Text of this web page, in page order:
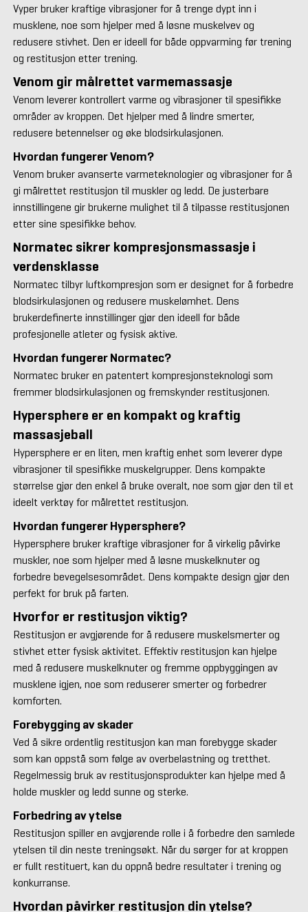
Vyper bruker kraftige vibrasjoner for å trenge dypt inn i
musklene, noe som hjelper med å løsne muskelvev og
redusere stivhet. Den er ideell for både oppvarming før trening
og restitusjon etter trening.
Venom gir målrettet varmemassasje
Venom leverer kontrollert varme og vibrasjoner til spesifikke
områder av kroppen. Det hjelper med å lindre smerter,
redusere betennelser og øke blodsirkulasjonen.
Hvordan fungerer Venom?
Venom bruker avanserte varmeteknologier og vibrasjoner for å
gi målrettet restitusjon til muskler og ledd. De justerbare
innstillingene gir brukerne mulighet til å tilpasse restitusjonen
etter sine spesifikke behov.
Normatec sikrer kompresjonsmassasje i
verdensklasse
Normatec tilbyr luftkompresjon som er designet for å forbedre
blodsirkulasjonen og redusere muskelømhet. Dens
brukerdefinerte innstillinger gjør den ideell for både
profesjonelle atleter og fysisk aktive.
Hvordan fungerer Normatec?
Normatec bruker en patentert kompresjonsteknologi som
fremmer blodsirkulasjonen og fremskynder restitusjonen.
Hypersphere er en kompakt og kraftig
massasjeball
Hypersphere er en liten, men kraftig enhet som leverer dype
vibrasjoner til spesifikke muskelgrupper. Dens kompakte
størrelse gjør den enkel å bruke overalt, noe som gjør den til et
ideelt verktøy for målrettet restitusjon.
Hvordan fungerer Hypersphere?
Hypersphere bruker kraftige vibrasjoner for å virkelig påvirke
muskler, noe som hjelper med å løsne muskelknuter og
forbedre bevegelsesområdet. Dens kompakte design gjør den
perfekt for bruk på farten.
Hvorfor er restitusjon viktig?
Restitusjon er avgjørende for å redusere muskelsmerter og
stivhet etter fysisk aktivitet. Effektiv restitusjon kan hjelpe
med å redusere muskelknuter og fremme oppbyggingen av
musklene igjen, noe som reduserer smerter og forbedrer
komforten.
Forebygging av skader
Ved å sikre ordentlig restitusjon kan man forebygge skader
som kan oppstå som følge av overbelastning og tretthet.
Regelmessig bruk av restitusjonsprodukter kan hjelpe med å
holde muskler og ledd sunne og sterke.
Forbedring av ytelse
Restitusjon spiller en avgjørende rolle i å forbedre den samlede
ytelsen til din neste treningsøkt. Når du sørger for at kroppen
er fullt restituert, kan du oppnå bedre resultater i trening og
konkurranse.
Hvordan påvirker restitusjon din ytelse?